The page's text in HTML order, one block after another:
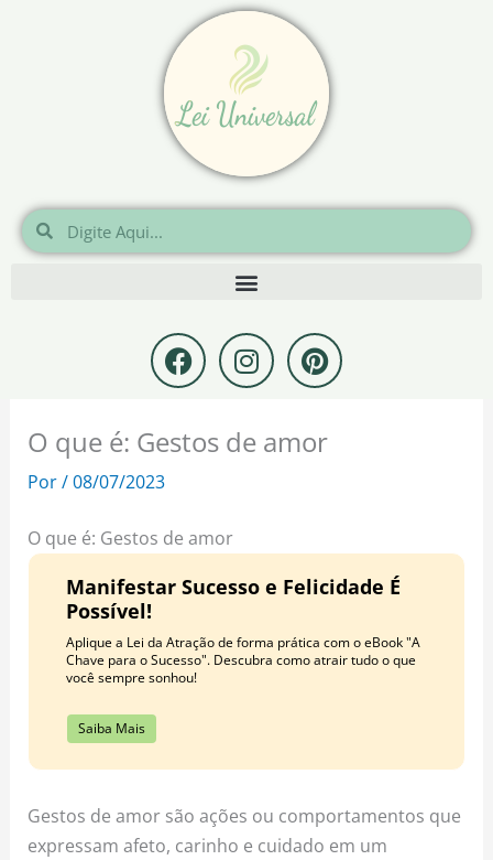
Pesquisar
Pesquisar
F
a
c
e
b
k
I
n
s
t
a
m
P
i
n
t
e
t
O que é: Gestos de amor
Por/08/07/2023
O que é: Gestos de amor
Manifestar Sucesso e Felicidade É
Possível!
Aplique a Lei da Atração de forma prática com o eBook "A
Chave para o Sucesso". Descubra como atrair tudo o que
você sempre sonhou!
Saiba Mais
Gestos de amor são ações ou comportamentos que
expressam afeto, carinho e cuidado em um